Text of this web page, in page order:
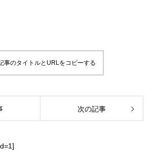
事のタイトルとURLをコピーする
次の記事